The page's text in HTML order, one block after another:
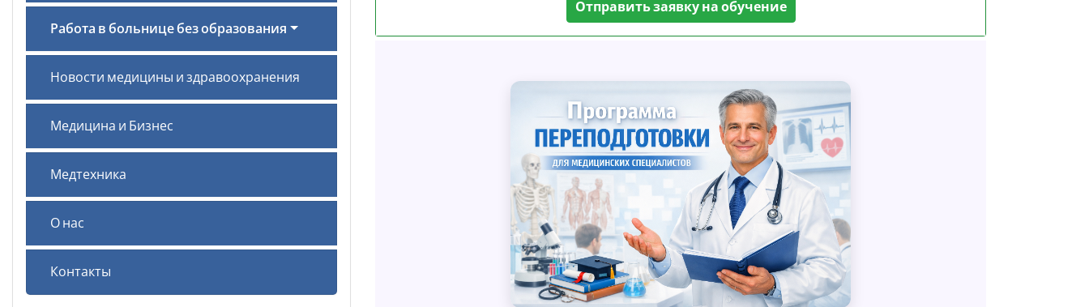
Работа в больнице без образования
Новости медицины и здравоохранения
Медицина и Бизнес
Медтехника
О нас
Контакты
Отправить заявку на обучение